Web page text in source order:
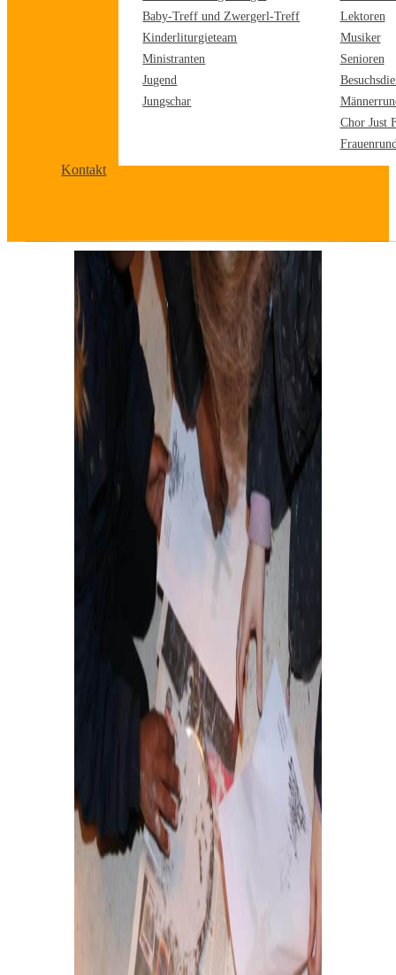
Baby-Treff und Zwergerl-Treff
Kinderliturgieteam
Ministranten
Jugend
Jungschar
Lektoren
Musiker
Senioren
Chor Just
Kontakt